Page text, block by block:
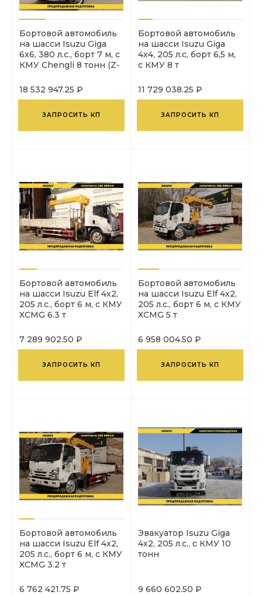
Бортовой автомобиль
на шасси Isuzu Giga
6х6, 380 л.с., борт 7 м, с
КМУ Chengli 8 тонн (Z-
18 532 947.25 ₽
ЗАПРОСИТЬ КП
Бортовой автомобиль
на шасси Isuzu Giga
4х4, 205 л.с, борт 6,5 м,
с КМУ 8 т
11 729 038.25 ₽
ЗАПРОСИТЬ КП
Бортовой автомобиль
на шасси Isuzu Elf 4х2,
205 л.с., борт 6 м, с КМУ
XCMG 6.3 т
7 289 902.50 ₽
ЗАПРОСИТЬ КП
Бортовой автомобиль
на шасси Isuzu Elf 4х2,
205 л.с., борт 6 м, с КМУ
XCMG 5 т
6 958 004.50 ₽
ЗАПРОСИТЬ КП
Бортовой автомобиль
на шасси Isuzu Elf 4х2,
205 л.с., борт 6 м, с КМУ
XCMG 3.2 т
6 762 421.75 ₽
Эвакуатор Isuzu Giga
4х2, 205 л.с., с КМУ 10
тонн
9 660 602.50 ₽